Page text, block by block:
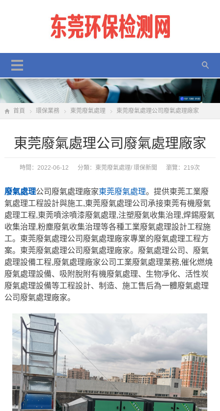
首頁 環保業務 東莞廢氣處理 東莞廢氣處理公司廢氣處理廠家
東莞廢氣處理公司廢氣處理廠家
時間：2022-06-12 分類： 東莞廢氣處理/環保新聞 瀏覽：219次
廢氣處理公司廢氣處理廠家東莞廢氣處理。提供東莞工業廢
氣處理工程設計與施工,東莞廢氣處理公司承接東莞有機廢氣
處理工程,東莞噴涂噴漆廢氣處理,注塑廢氣收集治理,焊錫廢氣
收集治理,粉塵廢氣收集治理等各種工業廢氣處理設計工程施
工。東莞廢氣處理公司廢氣處理廠家專業的廢氣處理工程方
案。東莞廢氣處理公司廢氣處理廠家。廢氣處理公司、廢氣
處理設備工程,廢氣處理廠家公司工業廢氣處理業務,催化燃燒
廢氣處理設備、吸附脫附有機廢氣處理、生物凈化、活性炭
廢氣處理設備等工程設計、制造、施工售后為一體廢氣處理
公司廢氣處理廠家。